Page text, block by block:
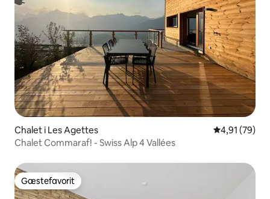
Chalet i Les Agettes 4,91 ud af 5
4,91 (79)
Chalet Commaraf! - Swiss Alp 4 Vallées
Gæstefavorit
Gæstefavorit